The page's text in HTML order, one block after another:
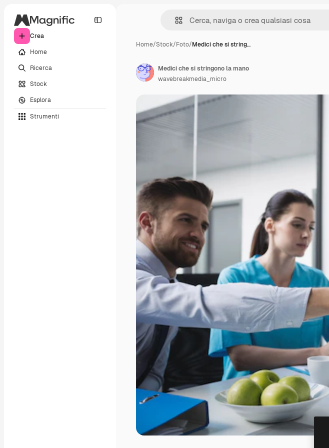
Crea
Home
Ricerca
Stock
Esplora
Strumenti
Home/Stock/Foto/Medici che si string…
Medici che si stringono la mano
wavebreakmedia_micro